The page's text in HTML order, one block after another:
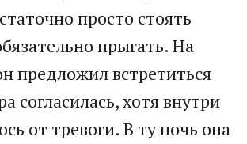
просто стоять
прыгать. На
предложил встретиться
согласилась, хотя внутри
от тревоги. В ту ночь она